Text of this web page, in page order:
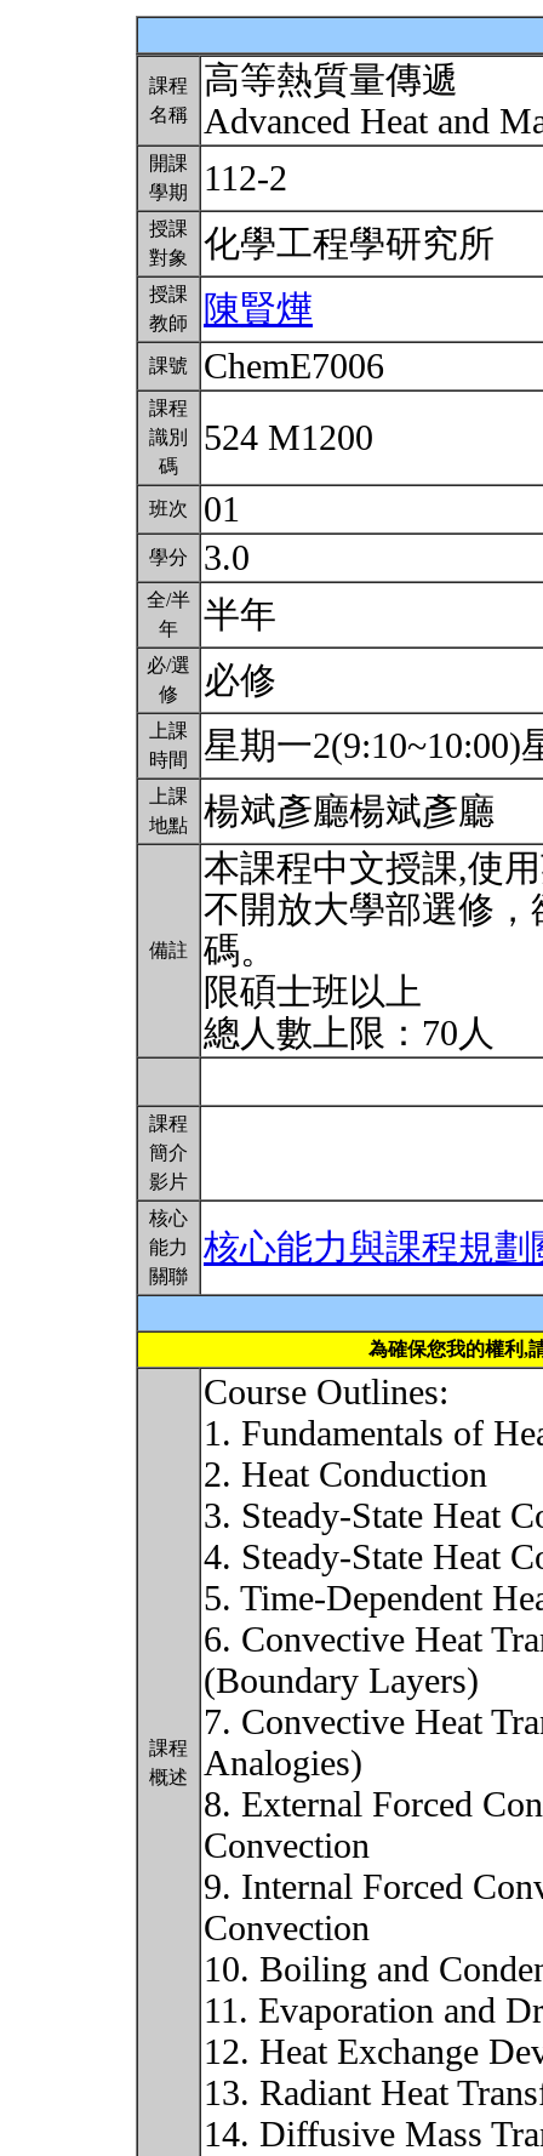
課程
名稱
高等熱質量傳遞
Advanced Heat and
開課
學期
112-2
授課
對象
化學工程學研究所
授課
教師
陳賢燁
課號 ChemE7006
課程
識別
碼
524 M1200
班次 01
學分 3.0
全/半
年
半年
必/選
修
必修
上課
時間
星期一2(9:10~10:00)
上課
地點
楊斌彥廳楊斌彥廳
備註
本課程中文授課,使
不開放大學部選修
碼。
限碩士班以上
總人數上限：70人
課程
簡介
影片
核心
能力
關聯
核心能力與課程規劃
為確保您我的權利,
課程
概述
Course Outlines:
1. Fundamentals of
2. Heat Conduction
3. Steady-State Heat
4. Steady-State Heat
5. Time-Dependent
6. Convective Heat
(Boundary Layers)
7. Convective Heat
Analogies)
8. External Forced
Convection
9. Internal Forced
Convection
10. Boiling and
11. Evaporation and
12. Heat Exchange
13. Radiant Heat
14. Diffusive Mass